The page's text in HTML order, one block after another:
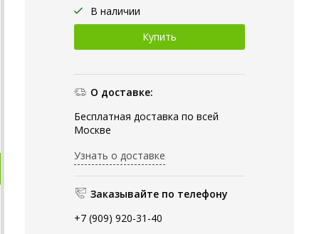
В наличии
О доставке:
Бесплатная доставка по всей
Москве
Узнать о доставке
Заказывайте по телефону
+7 (909) 920-31-40